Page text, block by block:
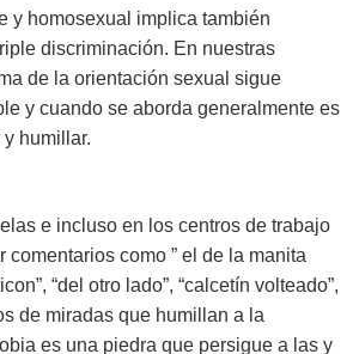
y homosexual implica también
discriminación. En nuestras
de la orientación sexual sigue
y cuando se aborda generalmente es
humillar.
e incluso en los centros de trabajo
comentarios como ” el de la manita
“del otro lado”, “calcetín volteado”,
de miradas que humillan a la
es una piedra que persigue a las y